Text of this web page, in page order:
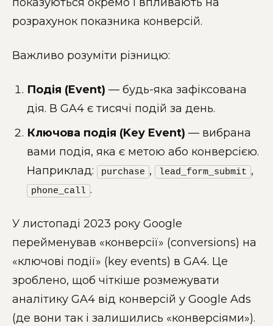
розрахунок показника конверсій.
Важливо розуміти різницю:
Подія (Event) — будь-яка зафіксована
дія. В GA4 є тисячі подій за день.
Ключова подія (Key Event) — вибрана
вами подія, яка є метою або конверсією.
Наприклад:
purchase , lead_form_submit ,
phone_call .
У листопаді 2023 року Google
перейменував «конверсії» (conversions) на
«ключові події» (key events) в GA4. Це
зроблено, щоб чіткіше розмежувати
аналітику GA4 від конверсій у Google Ads
(де вони так і залишились «конверсіями»).